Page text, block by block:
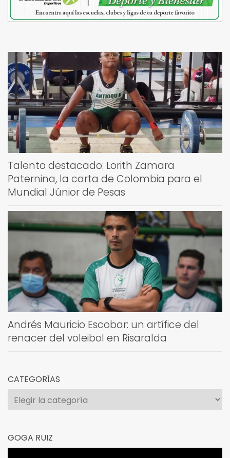
Talento destacado: Lorith Zamara
Paternina, la carta de Colombia para el
Mundial Júnior de Pesas
Andrés Mauricio Escobar: un artífice del
renacer del voleibol en Risaralda
CATEGORÍAS
Categorías
GOGA RUIZ